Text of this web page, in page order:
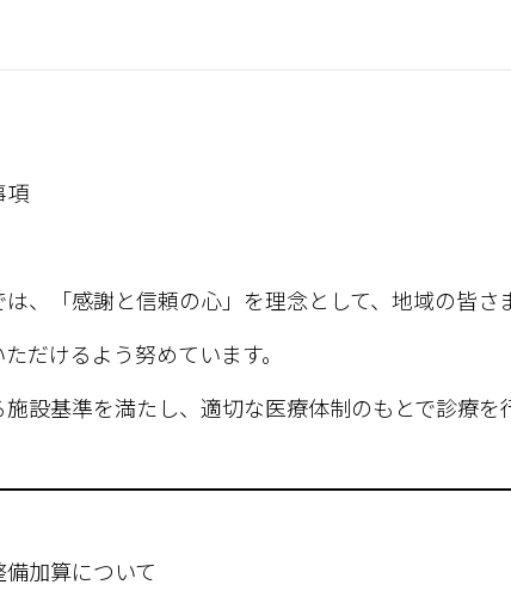
項
、「感謝と信頼の心」を理念として、地域の皆さ
だけるよう努めています。
設基準を満たし、適切な医療体制のもとで診療を
加算について